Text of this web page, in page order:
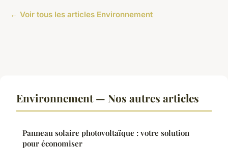
← Voir tous les articles Environnement
Environnement — Nos autres articles
Panneau solaire photovoltaïque : votre solution
pour économiser